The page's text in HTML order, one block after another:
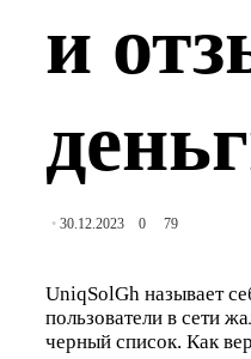
и
30.12.2023 0 79
UniqSolGh называет
пользователи в сети
черный список. Как